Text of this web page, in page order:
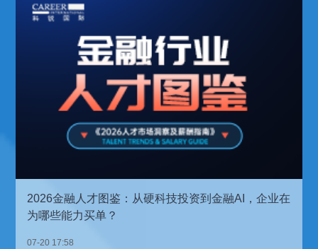
2026金融人才图鉴：从硬科技投资到金融AI，企业在
为哪些能力买单？
07-20 17:58